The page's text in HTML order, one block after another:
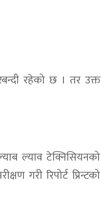
रहेको छ । तर उक्त
ल्याव टेक्निसियनको
गरी रिपोर्ट प्रिन्टको